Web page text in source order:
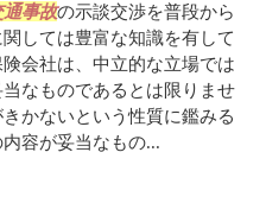
通事故の示談交渉を普段から
関しては豊富な知識を有して
会社は、中立的な立場では
なものであるとは限りませ
かないという性質に鑑みる
容が妥当なもの...